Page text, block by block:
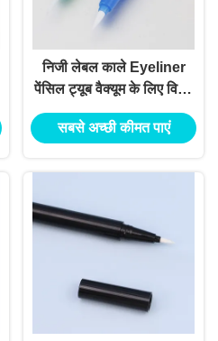
निजी लेबल काले Eyeliner
पेंसिल ट्यूब वैक्यूम के लिए विशेष
सीधे तरल हिला पेंसिल पैकेजिंग
के साथ जलरोधक बेल्ट
सबसे अच्छी कीमत पाएं